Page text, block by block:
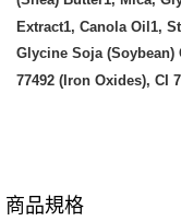
Extract1, Canola Oil1,
Glycine Soja (Soybean)
77492 (Iron Oxides), CI
商品規格